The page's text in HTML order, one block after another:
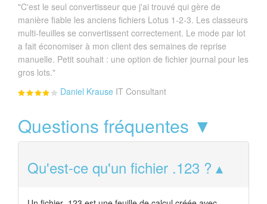
"C'est le seul convertisseur que j'ai trouvé qui gère de
manière fiable les anciens fichiers Lotus 1-2-3. Les classeurs
multi-feuilles se convertissent correctement. Le mode par lot
a fait économiser à mon client des semaines de reprise
manuelle. Petit souhait : une option de fichier journal pour les
gros lots."
Daniel Krause IT Consultant
Questions fréquentes ▼
Qu'est-ce qu'un fichier .123 ?